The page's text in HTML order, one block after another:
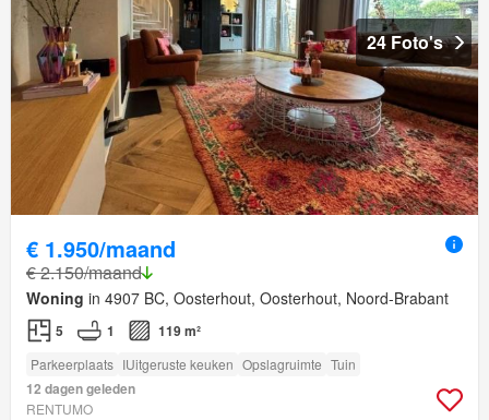
24 Foto's
€ 1.950/maand
€ 2.150/maand
Woning in 4907 BC, Oosterhout, Oosterhout, Noord-Brabant
5 1 119 m²
Parkeerplaats IUitgeruste keuken Opslagruimte Tuin
12 dagen geleden
RENTUMO